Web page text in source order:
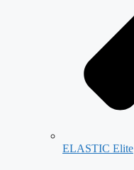
ELASTIC Elite